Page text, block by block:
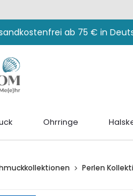
ab 75 € in
Ohrringe
Perlen